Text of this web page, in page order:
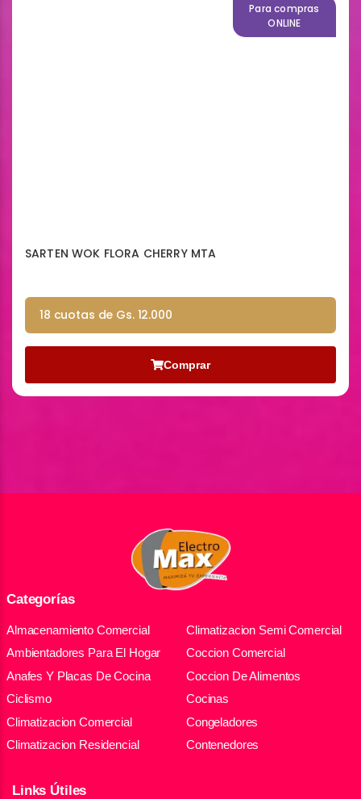
Para compras
ONLINE
SARTEN WOK FLORA CHERRY MTA
18 cuotas de Gs. 12.000
Comprar
Categorías
Almacenamiento Comercial
Ambientadores Para El Hogar
Anafes Y Placas De Cocina
Ciclismo
Climatizacion Comercial
Climatizacion Residencial
Climatizacion Semi Comercial
Coccion Comercial
Coccion De Alimentos
Cocinas
Congeladores
Contenedores
Links Útiles